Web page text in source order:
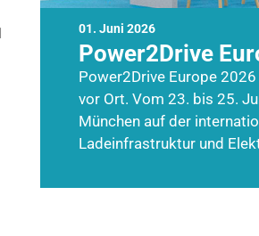
01. Juni 2026
Power2Drive
Power2Drive Europe
vor Ort. Vom 23. bis 25.
München auf der
Ladeinfrastruktur und